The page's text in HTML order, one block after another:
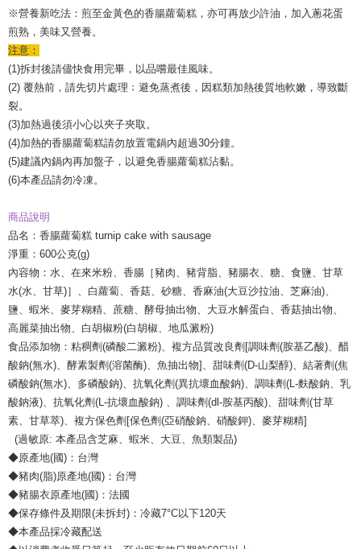
※營養新吃法：煎至金黃色的香腸蘿蔔糕，亦可再放少許油，加入蔥花蛋
煎熟，美味又營養。
注意：
(1)拆封後請儘快食用完畢，以品嚐最佳風味。
(2) 覆熱前，請先切片處理﹔避免蒸煮後，因糕類加熱後質地軟嫩，導致斷
裂。
(3)加熱過後須小心以夾子夾取。
(4)加熱的香腸蘿蔔糕請勿放置電鍋內超過30分鐘。
(5)建議內鍋內再加盤子，以避免香腸蘿蔔糕沾黏。
(6)本產品請勿冷凍。
商品說明
品名：香腸蘿蔔糕 turnip cake with sausage
淨重：600公克(g)
內容物：水、在來米粉、香腸［豬肉、豬背脂、豬腸衣、糖、食鹽、甘草
水(水、甘草)］、白蘿蔔、香菇、砂糖、香麻油(大豆沙拉油、芝麻油)、
鹽、蝦米、麥芽糊精、蔗糖、酵母抽出物、大豆水解蛋白、香菇抽出物、
高麗菜抽出物、白胡椒粉(白胡椒、地瓜澱粉)
食品添加物：粘稠劑(磷酸二澱粉)、複方品質改良劑[調味劑(胺基乙酸)、醋
酸鈉(無水)、酵素製劑(溶菌酶)、魚抽出物]、甜味劑(D-山梨醇)、結著劑(焦
磷酸鈉(無水)、多磷酸鈉)、抗氧化劑(異抗壞血酸鈉)、調味劑(L-麩酸鈉、乳
酸鈉液)、抗氧化劑(L-抗壞血酸鈉) 、調味劑(dl-胺基丙酸)、甜味劑(甘草
素、甘草萃)、複方保色劑[保色劑(亞硝酸鈉、硝酸鉀)、麥芽糊精]
(過敏原: 本產品含芝麻、蝦米、大豆、魚類製品)
◆原產地(國)：台灣
◆豬肉(脂)原產地(國)：台灣
◆豬腸衣原產地(國)：法國
◆保存條件及期限(未拆封)：冷藏7°C以下120天
◆本產品採冷藏配送